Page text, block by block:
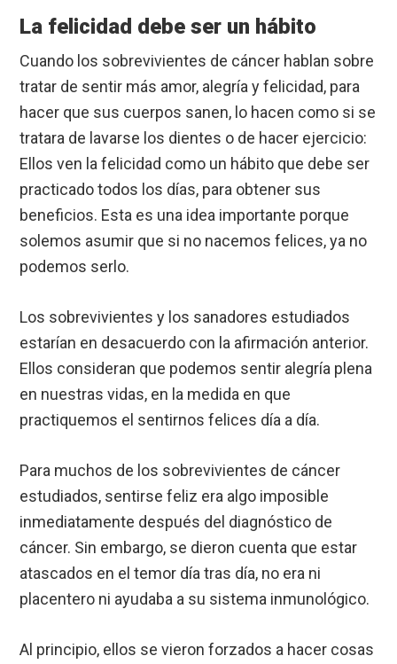
La felicidad debe ser un hábito
Cuando los sobrevivientes de cáncer hablan sobre
tratar de sentir más amor, alegría y felicidad, para
hacer que sus cuerpos sanen, lo hacen como si se
tratara de lavarse los dientes o de hacer ejercicio:
Ellos ven la felicidad como un hábito que debe ser
practicado todos los días, para obtener sus
beneficios. Esta es una idea importante porque
solemos asumir que si no nacemos felices, ya no
podemos serlo.
Los sobrevivientes y los sanadores estudiados
estarían en desacuerdo con la afirmación anterior.
Ellos consideran que podemos sentir alegría plena
en nuestras vidas, en la medida en que
practiquemos el sentirnos felices día a día.
Para muchos de los sobrevivientes de cáncer
estudiados, sentirse feliz era algo imposible
inmediatamente después del diagnóstico de
cáncer. Sin embargo, se dieron cuenta que estar
atascados en el temor día tras día, no era ni
placentero ni ayudaba a su sistema inmunológico.
Al principio, ellos se vieron forzados a hacer cosas